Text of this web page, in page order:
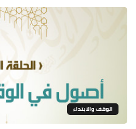
الوقف والابتداء